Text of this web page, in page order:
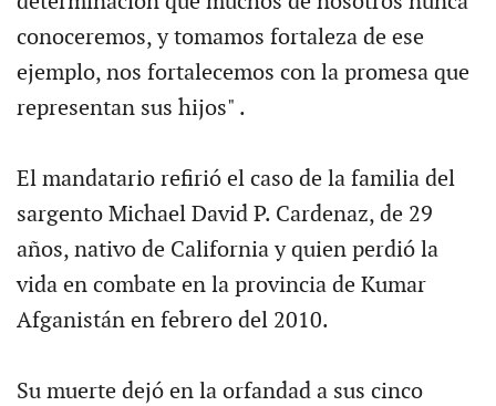
conoceremos, y tomamos fortaleza de ese
ejemplo, nos fortalecemos con la promesa que
representan sus hijos" .
El mandatario refirió el caso de la familia del
sargento Michael David P. Cardenaz, de 29
años, nativo de California y quien perdió la
vida en combate en la provincia de Kumar
Afganistán en febrero del 2010.
Su muerte dejó en la orfandad a sus cinco